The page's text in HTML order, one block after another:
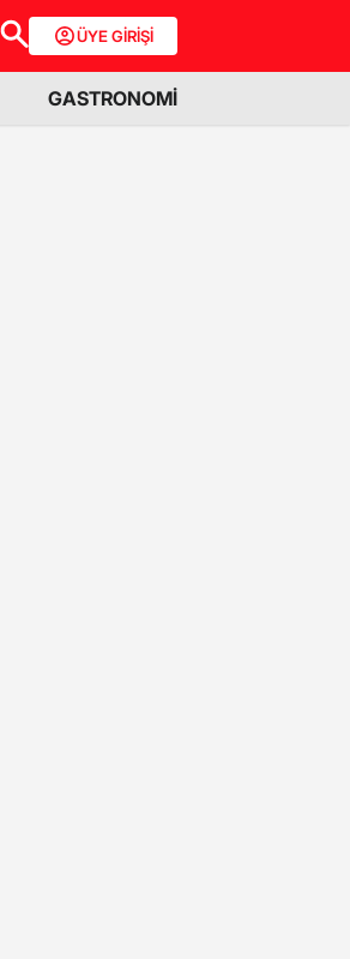
ÜYE GİRİŞİ
GASTRONOMİ